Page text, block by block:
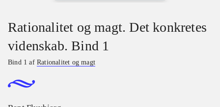
Rationalitet og magt. Det konkretes
videnskab. Bind 1
Bind 1 afRationalitet og magt